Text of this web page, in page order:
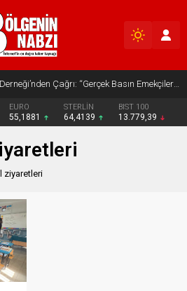
Batman Basın Derneği’nden Çağrı: “Gerçek Basın Emekçileri Desteklenmeli”
EURO
55,1881
STERLİN
64,4139
BIST 100
13.779,39
ziyaretleri